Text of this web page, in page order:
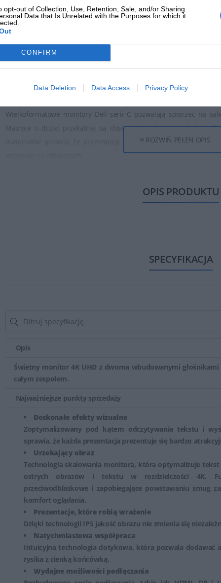
opt-out of Collection, Use, Retention, Sale, and/or Sharing
Data that Is Unrelated with the Purposes for which it
CONFIRM
Data Deletion Data Access Privacy Policy
Wielkoformatowe monitory Dell serii C pozwalają spojrzeć na
Matryce o dużej przekątnej są doskonale widoczne z dużej
materiałów sprawia, że prezentacje nabierają bardziej
ROZWIŃ PEŁEN OPIS
OPIS PRODUKTU
SPECYFIKACJA
Opis
Świetny monitor 4K UHD z dwoma wbudowanymi
całym zespołem.
Najważniejsze punkty sprzedaży
Doskonałe efekty wizualne
Zoptymalizowany pod kątem odczytywania tekstu i
sprawia, że każda prezentacja prezentuje się bardzo
Urzekający obraz
Technologia skalowania monitora, która optymalizuje
ostrych obrazów i tekstu w rozdzielczości 4K.
przeciwodblaskowe i zapobiegające powstawaniu smug
komfort oglądania.
Prezentacje, które robią wrażenie
Dzięki technologii IPS jakość obrazu nie zmienia się
Natychmiastowa współpraca
Intuicyjna technologia dotykowa, która pozwala dodawać
rysika z cienką końcówką.
Wydajne możliwości podłączania